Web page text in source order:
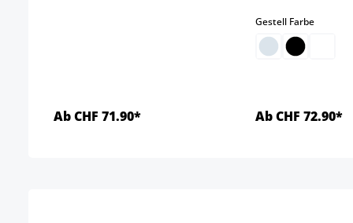
Ab CHF 71.90*
Gestell Farbe
Ab CHF 72.90*